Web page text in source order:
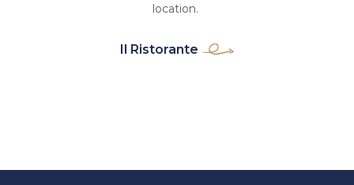
location.
Il Ristorante